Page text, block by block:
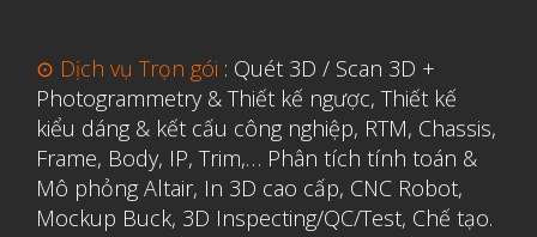
⊙ Dịch vụ Trọn gói : Quét 3D / Scan 3D +
Photogrammetry & Thiết kế ngược, Thiết kế
kiểu dáng & kết cấu công nghiệp, RTM, Chassis,
Frame, Body, IP, Trim,… Phân tích tính toán &
Mô phỏng Altair, In 3D cao cấp, CNC Robot,
Mockup Buck, 3D Inspecting/QC/Test, Chế tạo.